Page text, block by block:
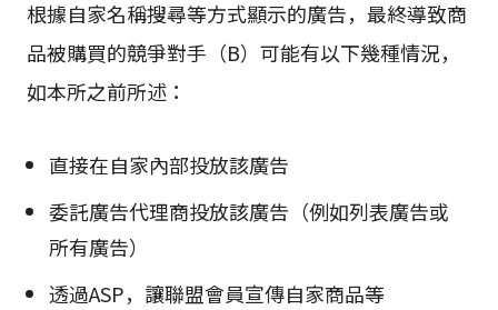
根據自家名稱搜尋等方式顯示的廣告，最終導致商
品被購買的競爭對手（B）可能有以下幾種情況，
如本所之前所述：
直接在自家內部投放該廣告
委託廣告代理商投放該廣告（例如列表廣告或
所有廣告）
透過ASP，讓聯盟會員宣傳自家商品等